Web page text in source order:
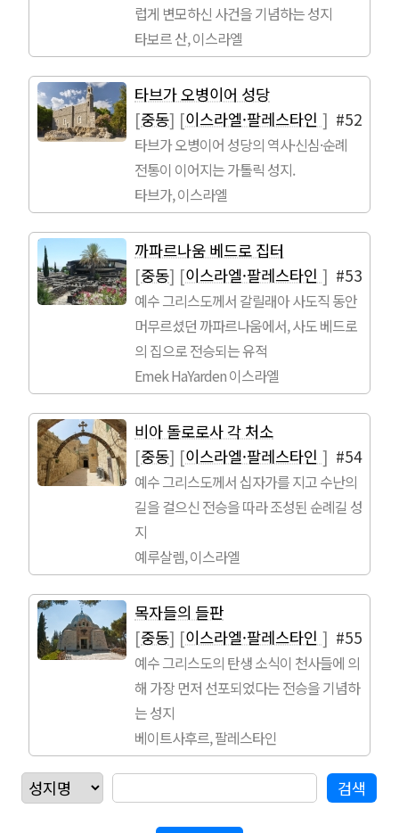
럽게 변모하신 사건을 기념하는 성지
타보르 산, 이스라엘
타브가 오병이어 성당
[중동] [이스라엘·팔레스타인 ] #52
타브가 오병이어 성당의 역사·신심·순례
전통이 이어지는 가톨릭 성지.
타브가, 이스라엘
까파르나움 베드로 집터
[중동] [이스라엘·팔레스타인 ] #53
예수 그리스도께서 갈릴래아 사도직 동안
머무르셨던 까파르나움에서, 사도 베드로
의 집으로 전승되는 유적
Emek HaYarden 이스라엘
비아 돌로로사 각 처소
[중동] [이스라엘·팔레스타인 ] #54
예수 그리스도께서 십자가를 지고 수난의
길을 걸으신 전승을 따라 조성된 순례길 성
지
예루살렘, 이스라엘
목자들의 들판
[중동] [이스라엘·팔레스타인 ] #55
예수 그리스도의 탄생 소식이 천사들에 의
해 가장 먼저 선포되었다는 전승을 기념하
는 성지
베이트사후르, 팔레스타인